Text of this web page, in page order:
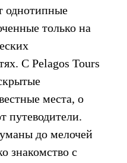
однотипные
только на
С Pelagos Tours
места, о
путеводители.
до мелочей
знакомство с